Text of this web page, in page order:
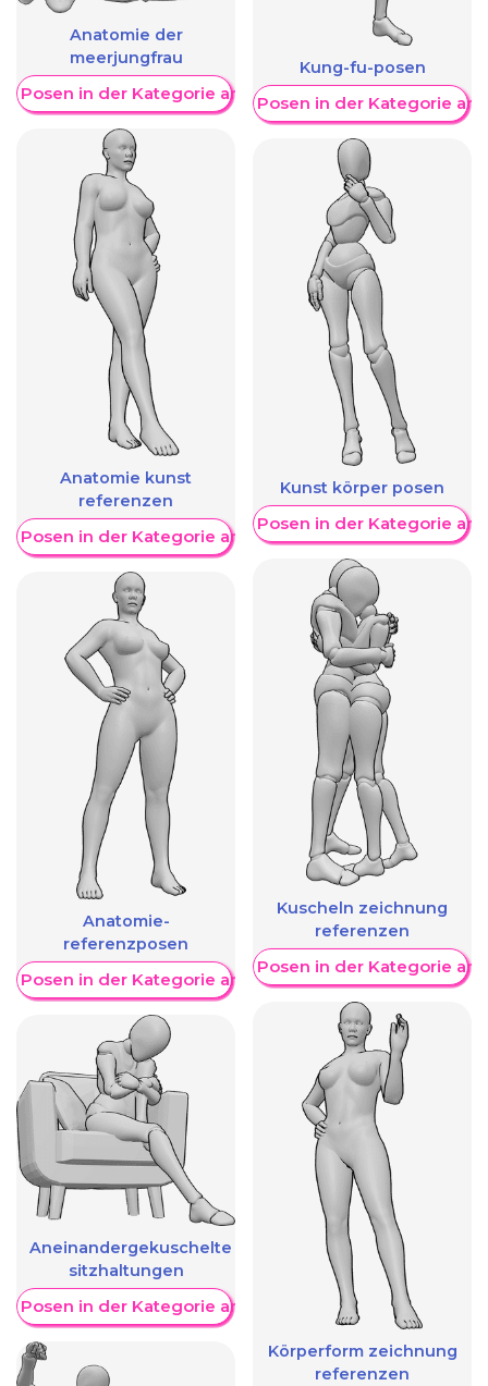
Anatomie der
meerjungfrau
Posen in der Kategorie anzeigen
Anatomie kunst
referenzen
Posen in der Kategorie anzeigen
Anatomie-
referenzposen
Posen in der Kategorie anzeigen
Aneinandergekuschelte
sitzhaltungen
Posen in der Kategorie anzeigen
Kung-fu-posen
Weitere Posen in der Kategorie
Kunst körper posen
Weitere Posen in der Kategorie
Kuscheln zeichnung
referenzen
Weitere Posen in der Kategorie
Körperform zeichnung
referenzen